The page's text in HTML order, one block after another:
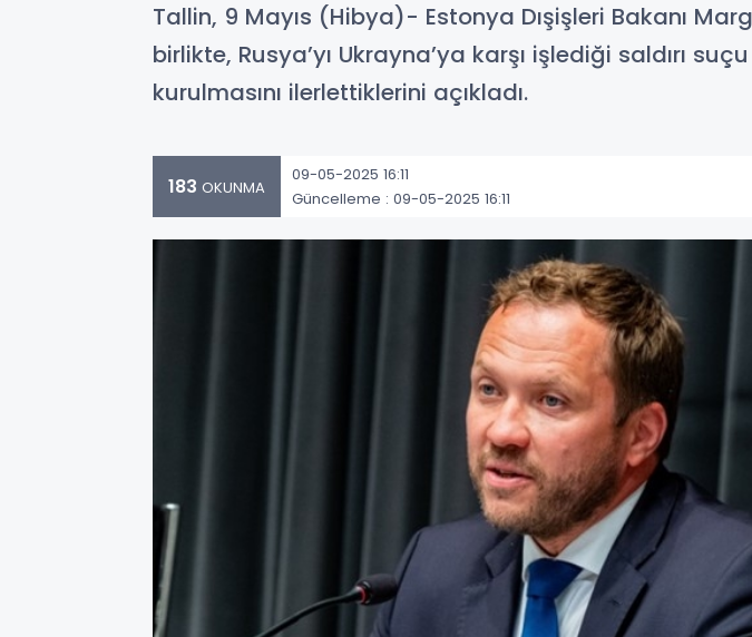
Tallin, 9 Mayıs (Hibya)- Estonya Dışişleri Bakanı
birlikte, Rusya’yı Ukrayna’ya karşı işlediği saldırı
kurulmasını ilerlettiklerini açıkladı.
183 OKUNMA
09-05-2025 16:11
Güncelleme : 09-05-2025 16:11